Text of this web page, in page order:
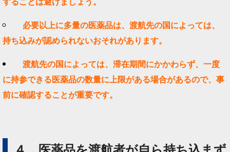
することは避けましょう。
必要以上に多量の医薬品は、渡航先の国によっては、
持ち込みが認められないおそれがあります。
渡航先の国によっては、滞在期間にかかわらず、一度
に持参できる医薬品の数量に上限がある場合があるので、事
前に確認することが重要です。